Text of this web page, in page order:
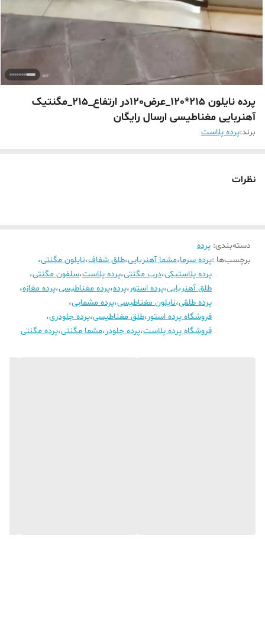
پرده نایلون 215*120_عرض120در ارتفاع_215_مگنتیک
آهنربایی مغناطیسی ارسال رایگان
برند:پرده پلاست
نظرات
دسته‌بندی: پرده
برچسب‌ها :پرده سرما،مشما آهنربایی،طلق شفاف،نایلون مگنتی،
پرده پلاستیکی،درب مگنتی،پرده پلاست،سلفون مگنتی،
طلق آهنربایی،پرده استور،پرده،پرده مغناطیسی،پرده مغازه،
پرده طلقی،نایلون مغناطیسی،پرده مشمایی،
فروشگاه پرده استور،طلق مغناطیسی،پرده جلودری،
فروشگاه پرده پلاست،پرده جلودر،مشما مگنتی،پرده مگنتی